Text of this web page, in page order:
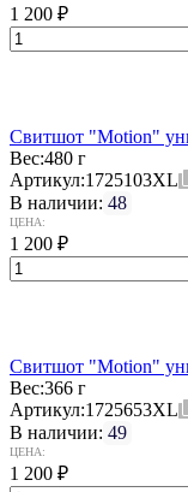
1 200 ₽
Свитшот "Motion"
Вес:480 г
Артикул:1725103XL
В наличии: 48
ЦЕНА:
1 200 ₽
Свитшот "Motion"
Вес:366 г
Артикул:1725653XL
В наличии: 49
ЦЕНА:
1 200 ₽